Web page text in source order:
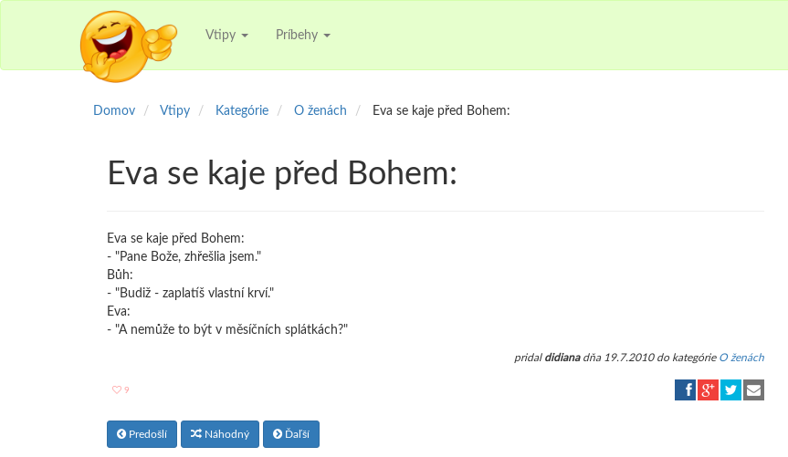
Vtipy Príbehy
Domov Vtipy Kategórie O ženách Eva se kaje před Bohem:
Eva se kaje před Bohem:
Eva se kaje před Bohem:
- "Pane Bože, zhřešlia jsem."
Bůh:
- "Budiž - zaplatíš vlastní krví."
Eva:
- "A nemůže to být v měsíčních splátkách?"
pridal didianadňa 19.7.2010 do kategórie O ženách
9
Predošlí Náhodný Ďaľší